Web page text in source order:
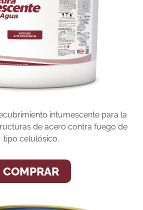
intumescente para la
de acero contra fuego de
tipo celulósico.
COMPRAR